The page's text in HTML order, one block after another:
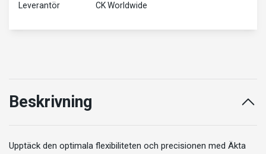
Leverantör CK Worldwide
Beskrivning
Upptäck den optimala flexibiliteten och precisionen med Äkta